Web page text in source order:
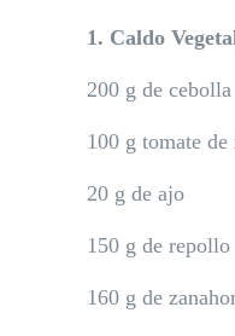
1. Caldo
200 g de cebolla
100 g tomate de
20 g de ajo
150 g de repollo
160 g de